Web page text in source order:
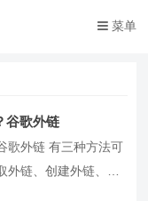
菜单
谷歌外链
歌外链 有三种方法可
外链、创建外链、或